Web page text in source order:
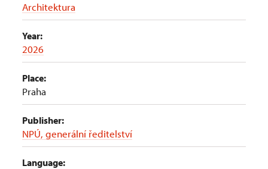
Architektura
Year:
2026
Place:
Praha
Publisher:
NPÚ, generální ředitelství
Language: